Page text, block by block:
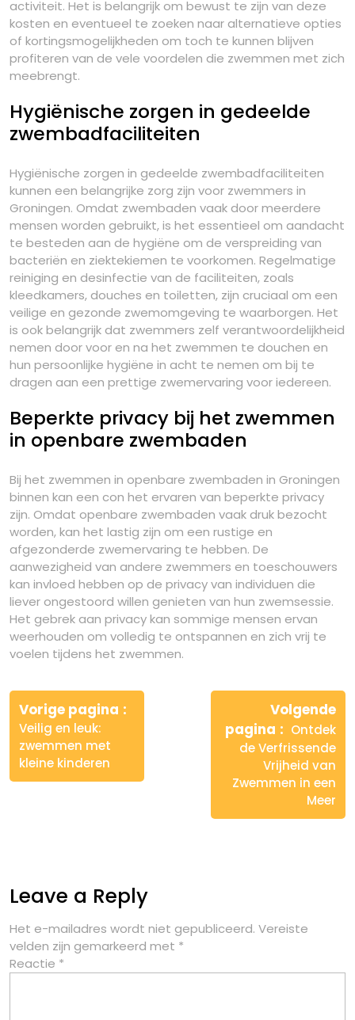
activiteit. Het is belangrijk om bewust te zijn van deze
kosten en eventueel te zoeken naar alternatieve opties
of kortingsmogelijkheden om toch te kunnen blijven
profiteren van de vele voordelen die zwemmen met zich
meebrengt.
Hygiënische zorgen in gedeelde
zwembadfaciliteiten
Hygiënische zorgen in gedeelde zwembadfaciliteiten
kunnen een belangrijke zorg zijn voor zwemmers in
Groningen. Omdat zwembaden vaak door meerdere
mensen worden gebruikt, is het essentieel om aandacht
te besteden aan de hygiëne om de verspreiding van
bacteriën en ziektekiemen te voorkomen. Regelmatige
reiniging en desinfectie van de faciliteiten, zoals
kleedkamers, douches en toiletten, zijn cruciaal om een
veilige en gezonde zwemomgeving te waarborgen. Het
is ook belangrijk dat zwemmers zelf verantwoordelijkheid
nemen door voor en na het zwemmen te douchen en
hun persoonlijke hygiëne in acht te nemen om bij te
dragen aan een prettige zwemervaring voor iedereen.
Beperkte privacy bij het zwemmen
in openbare zwembaden
Bij het zwemmen in openbare zwembaden in Groningen
binnen kan een con het ervaren van beperkte privacy
zijn. Omdat openbare zwembaden vaak druk bezocht
worden, kan het lastig zijn om een rustige en
afgezonderde zwemervaring te hebben. De
aanwezigheid van andere zwemmers en toeschouwers
kan invloed hebben op de privacy van individuen die
liever ongestoord willen genieten van hun zwemsessie.
Het gebrek aan privacy kan sommige mensen ervan
weerhouden om volledig te ontspannen en zich vrij te
voelen tijdens het zwemmen.
Berichtnavigatie
Vorige pagina
Veilig en leuk:
zwemmen met
kleine kinderen
Volgende
pagina
Ontdek
de Verfrissende
Vrijheid van
Zwemmen in een
Meer
Leave a Reply
Het e-mailadres wordt niet gepubliceerd. Vereiste
velden zijn gemarkeerd met *
Reactie *